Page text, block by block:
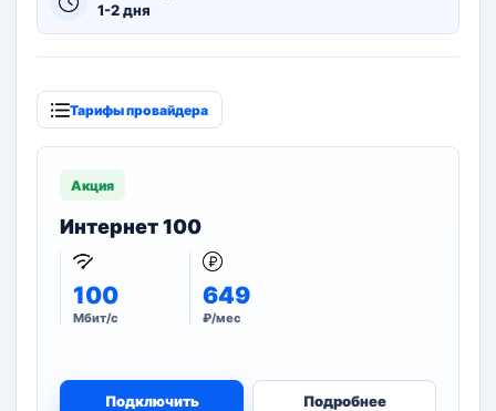
1-2 дня
Тарифы провайдера
Акция
Интернет 100
100
Мбит/с
649
₽/мес
Подключить Подробнее